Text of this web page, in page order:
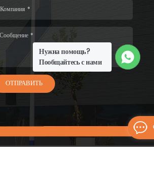
Нужна помощь?
Пообщайтесь с нами
ОТПРАВИТЬ